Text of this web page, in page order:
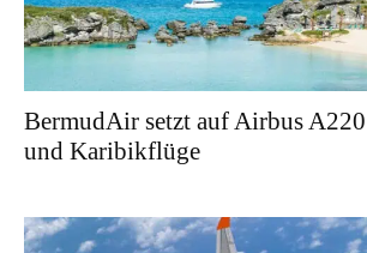
BermudAir setzt auf Airbus
und Karibikflüge